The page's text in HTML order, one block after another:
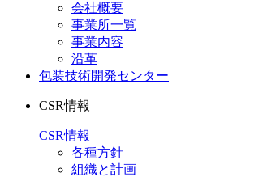
会社概要
事業所一覧
事業内容
沿革
包装技術開発センター
CSR情報
CSR情報
各種方針
組織と計画